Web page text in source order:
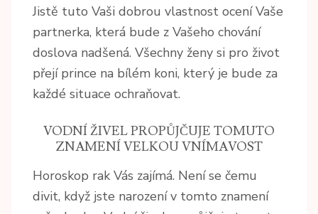
Jistě tuto Vaši dobrou vlastnost ocení Vaše
partnerka, která bude z Vašeho chování
doslova nadšená. Všechny ženy si pro život
přejí prince na bílém koni, který je bude za
každé situace ochraňovat.
VODNÍ ŽIVEL PROPŮJČUJE TOMUTO
ZNAMENÍ VELKOU VNÍMAVOST
Horoskop rak Vás zajímá. Není se čemu
divit, když jste narození v tomto znamení